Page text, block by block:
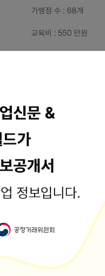
가맹점 수 : 68개
교육비
: 550 만원
수집된 기본정보입니다.